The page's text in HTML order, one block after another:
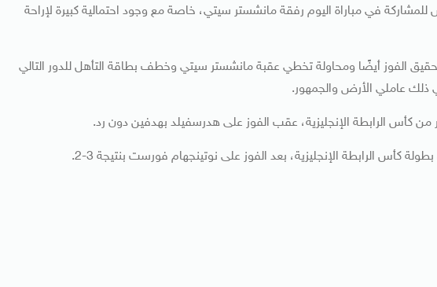
في مباراة اليوم رفقة مانشستر سيتي، خاصة مع وجود احتمالية كبيرة لإراحة
الفوز أيضًا ومحاولة تخطي عقبة مانشستر سيتي وخطف بطاقة التأهل للدور التالي
ذلك عاملي الأرض والجمهور.
كأس الرابطة الإنجليزية، عقب الفوز على هدرسفيلد بهدفين دون رد.
كأس الرابطة الإنجليزية، بعد الفوز على نوتينجهام فورست بنتيجة 3-2.